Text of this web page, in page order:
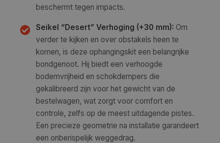
beschermt tegen impacts.
Seikel “Desert” Verhoging (+30 mm): Om
verder te kijken en over obstakels heen te
komen, is deze ophangingskit een belangrijke
bondgenoot. Hij biedt een verhoogde
bodemvrijheid en schokdempers die
gekalibreerd zijn voor het gewicht van de
bestelwagen, wat zorgt voor comfort en
controle, zelfs op de meest uitdagende pistes.
Een precieze geometrie na installatie garandeert
een onberispelijk weggedrag.